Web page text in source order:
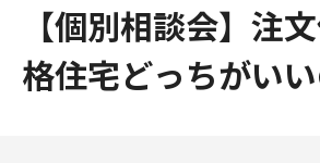
【個別相談会】注
格住宅どっちがい